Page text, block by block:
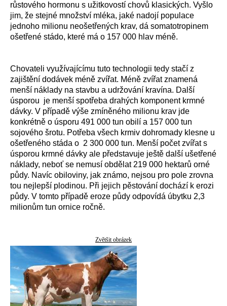
růstového hormonu s užitkovostí chovů klasických. Vyšlo
jim, že stejné množství mléka, jaké nadojí populace
jednoho milionu neošetřených krav, dá somatotropinem
ošetřené stádo, které má o 157 000 hlav méně.
Chovateli využívajícímu tuto technologii tedy stačí z
zajištění dodávek méně zvířat. Méně zvířat znamená
menší náklady na stavbu a udržování kravína. Další
úsporou je menší spotřeba drahých komponent krmné
dávky. V případě výše zmíněného milionu krav jde
konkrétně o úsporu 491 000 tun obilí a 157 000 tun
sojového šrotu. Potřeba všech krmiv dohromady klesne u
ošetřeného stáda o 2 300 000 tun. Menší počet zvířat s
úsporou krmné dávky ale představuje ještě další ušetřené
náklady, neboť se nemusí obdělat 219 000 hektarů orné
půdy. Navíc obiloviny, jak známo, nejsou pro pole zrovna
tou nejlepší plodinou. Při jejich pěstování dochází k erozi
půdy. V tomto případě eroze půdy odpovídá úbytku 2,3
milionům tun ornice ročně.
Zvětšit obrázek